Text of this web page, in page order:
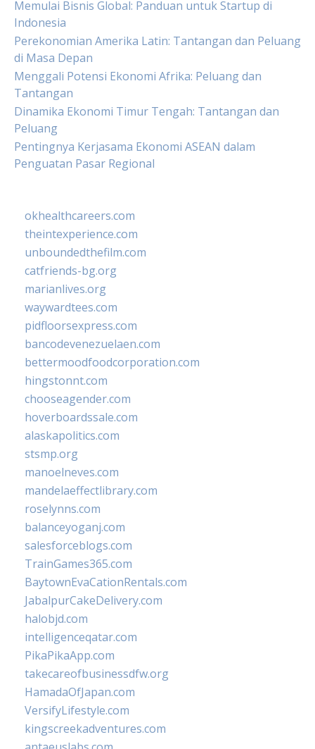
Memulai Bisnis Global: Panduan untuk Startup di
Indonesia
Perekonomian Amerika Latin: Tantangan dan Peluang
di Masa Depan
Menggali Potensi Ekonomi Afrika: Peluang dan
Tantangan
Dinamika Ekonomi Timur Tengah: Tantangan dan
Peluang
Pentingnya Kerjasama Ekonomi ASEAN dalam
Penguatan Pasar Regional
okhealthcareers.com
theintexperience.com
unboundedthefilm.com
catfriends-bg.org
marianlives.org
waywardtees.com
pidfloorsexpress.com
bancodevenezuelaen.com
bettermoodfoodcorporation.com
hingstonnt.com
chooseagender.com
hoverboardssale.com
alaskapolitics.com
stsmp.org
manoelneves.com
mandelaeffectlibrary.com
roselynns.com
balanceyoganj.com
salesforceblogs.com
TrainGames365.com
BaytownEvaCationRentals.com
JabalpurCakeDelivery.com
halobjd.com
intelligenceqatar.com
PikaPikaApp.com
takecareofbusinessdfw.org
HamadaOfJapan.com
VersifyLifestyle.com
kingscreekadventures.com